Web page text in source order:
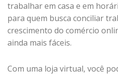
trabalhar em casa e em
para quem busca conciliar
crescimento do comércio
ainda mais fáceis.
Com uma loja virtual, você